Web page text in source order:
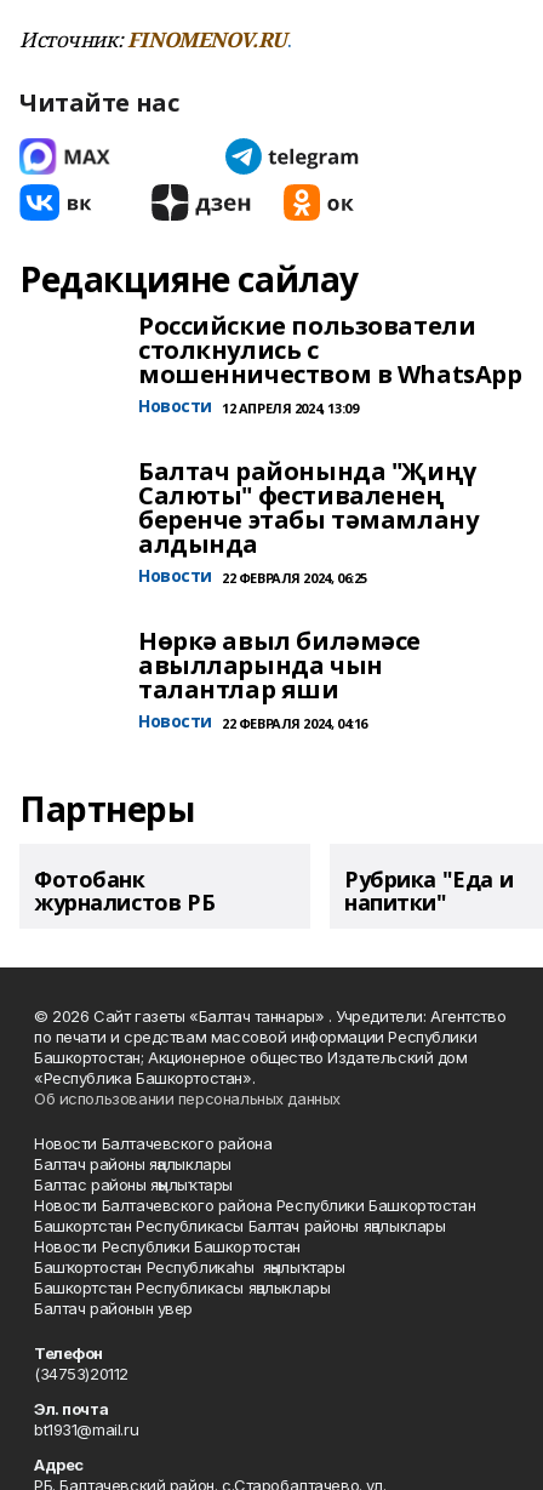
Источник:FINOMENOV.RU.
Читайте нас
Редакцияне сайлау
Российские пользователи
столкнулись с
мошенничеством в WhatsApp
Новости 12 АПРЕЛЯ 2024, 13:09
Балтач районында "Җиңү
Салюты" фестиваленең
беренче этабы тәмамлану
алдында
Новости 22 ФЕВРАЛЯ 2024, 06:25
Нөркә авыл биләмәсе
авылларында чын
талантлар яши
Новости 22 ФЕВРАЛЯ 2024, 04:16
Партнеры
Фотобанк
журналистов РБ
Рубрика "Еда и
напитки"
© 2026 Сайт газеты «Балтач таннары» . Учредители: Агентство
по печати и средствам массовой информации Республики
Башкортостан; Акционерное общество Издательский дом
«Республика Башкортостан».
Об использовании персональных данных
Новости Балтачевского района
Балтач районы яңалыклары
Балтас районы яңылыҡтары
Новости Балтачевского района Республики Башкортостан
Башкортстан Республикасы Балтач районы яңалыклары
Новости Республики Башкортостан
Башҡортостан Республикаһы яңылыҡтары
Башкортстан Республикасы яңалыклары
Балтач районын увер
Телефон
(34753)20112
Эл. почта
bt1931@mail.ru
Адрес
РБ. Балтачевский район. с.Старобалтачево. ул.